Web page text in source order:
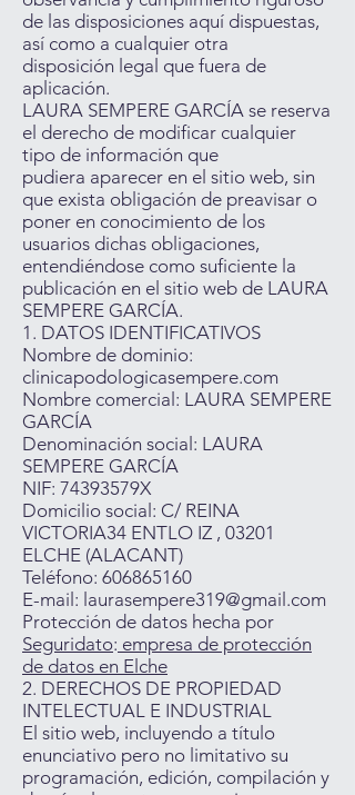
de las disposiciones aquí dispuestas,
así como a cualquier otra
disposición legal que fuera de
aplicación.
LAURA SEMPERE GARCÍA se reserva
el derecho de modificar cualquier
tipo de información que
pudiera aparecer en el sitio web, sin
que exista obligación de preavisar o
poner en conocimiento de los
usuarios dichas obligaciones,
entendiéndose como suficiente la
publicación en el sitio web de LAURA
SEMPERE GARCÍA.
1. DATOS IDENTIFICATIVOS
Nombre de dominio:
clinicapodologicasempere.com
Nombre comercial: LAURA SEMPERE
GARCÍA
Denominación social: LAURA
SEMPERE GARCÍA
NIF: 74393579X
Domicilio social: C/ REINA
VICTORIA34 ENTLO IZ , 03201
ELCHE (ALACANT)
Teléfono: 606865160
E-mail: laurasempere319@gmail.com
Protección de datos hecha por
Seguridato: empresa de protección
de datos en Elche
2. DERECHOS DE PROPIEDAD
INTELECTUAL E INDUSTRIAL
El sitio web, incluyendo a título
enunciativo pero no limitativo su
programación, edición, compilación y